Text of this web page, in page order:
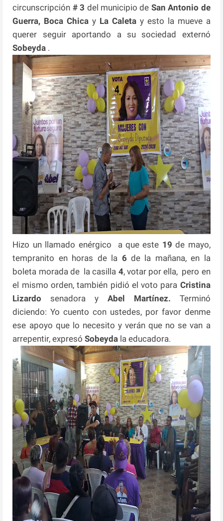
circunscripción # 3 del municipio de San Antonio de
Guerra, Boca Chica y La Caleta y esto la mueve a
querer seguir aportando a su sociedad externó
Sobeyda .
Hizo un llamado enérgico a que este 19de mayo,
tempranito en horas de la 6 de la mañana, en la
boleta morada de la casilla 4, votar por ella, pero en
el mismo orden, también pidió el voto para Cristina
Lizardo senadora y Abel Martínez. Terminó
diciendo: Yo cuento con ustedes, por favor denme
ese apoyo que lo necesito y verán que no se van a
arrepentir, expresó Sobeyda la educadora.